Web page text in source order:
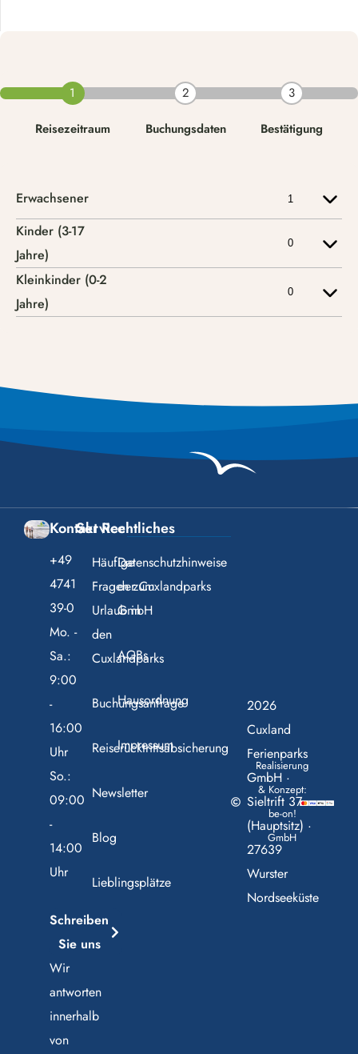
Kontakt
+49
4741
39-0
Mo. -
Sa.:
9:00
-
16:00
Uhr
So.:
09:00
-
14:00
Uhr
Schreiben
Sie uns
Wir
antworten
innerhalb
von
Service
Häufige
Fragen zum
Urlaub in
den
Cuxlandparks
Buchungsanfrage
Reiserücktrittsabsicherung
Newsletter
Blog
Lieblingsplätze
Rechtliches
Datenschutzhinweise
der Cuxlandparks
GmbH
AGBs
Hausordnung
Impressum
2026
Cuxland
Ferienparks
GmbH ·
Sieltrift 37
(Hauptsitz) ·
27639
Wurster
Nordseeküste
Realisierung
& Konzept:
be-on!
GmbH